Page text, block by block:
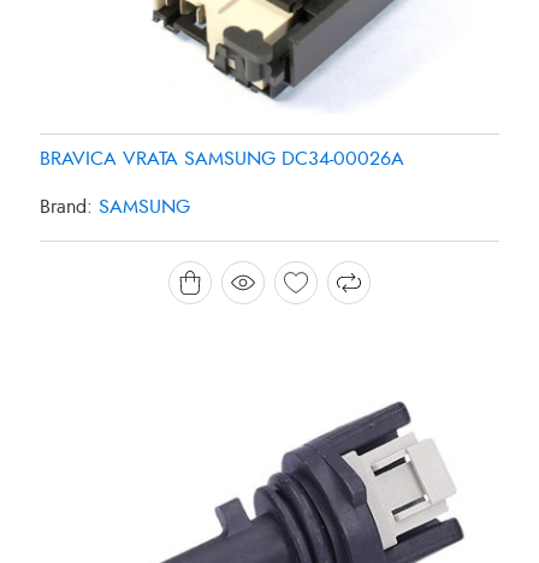
BRAVICA VRATA SAMSUNG DC34-00026A
Brand: SAMSUNG